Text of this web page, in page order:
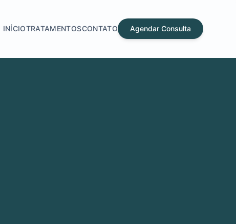
INÍCIOTRATAMENTOSCONTATO Agendar Consulta